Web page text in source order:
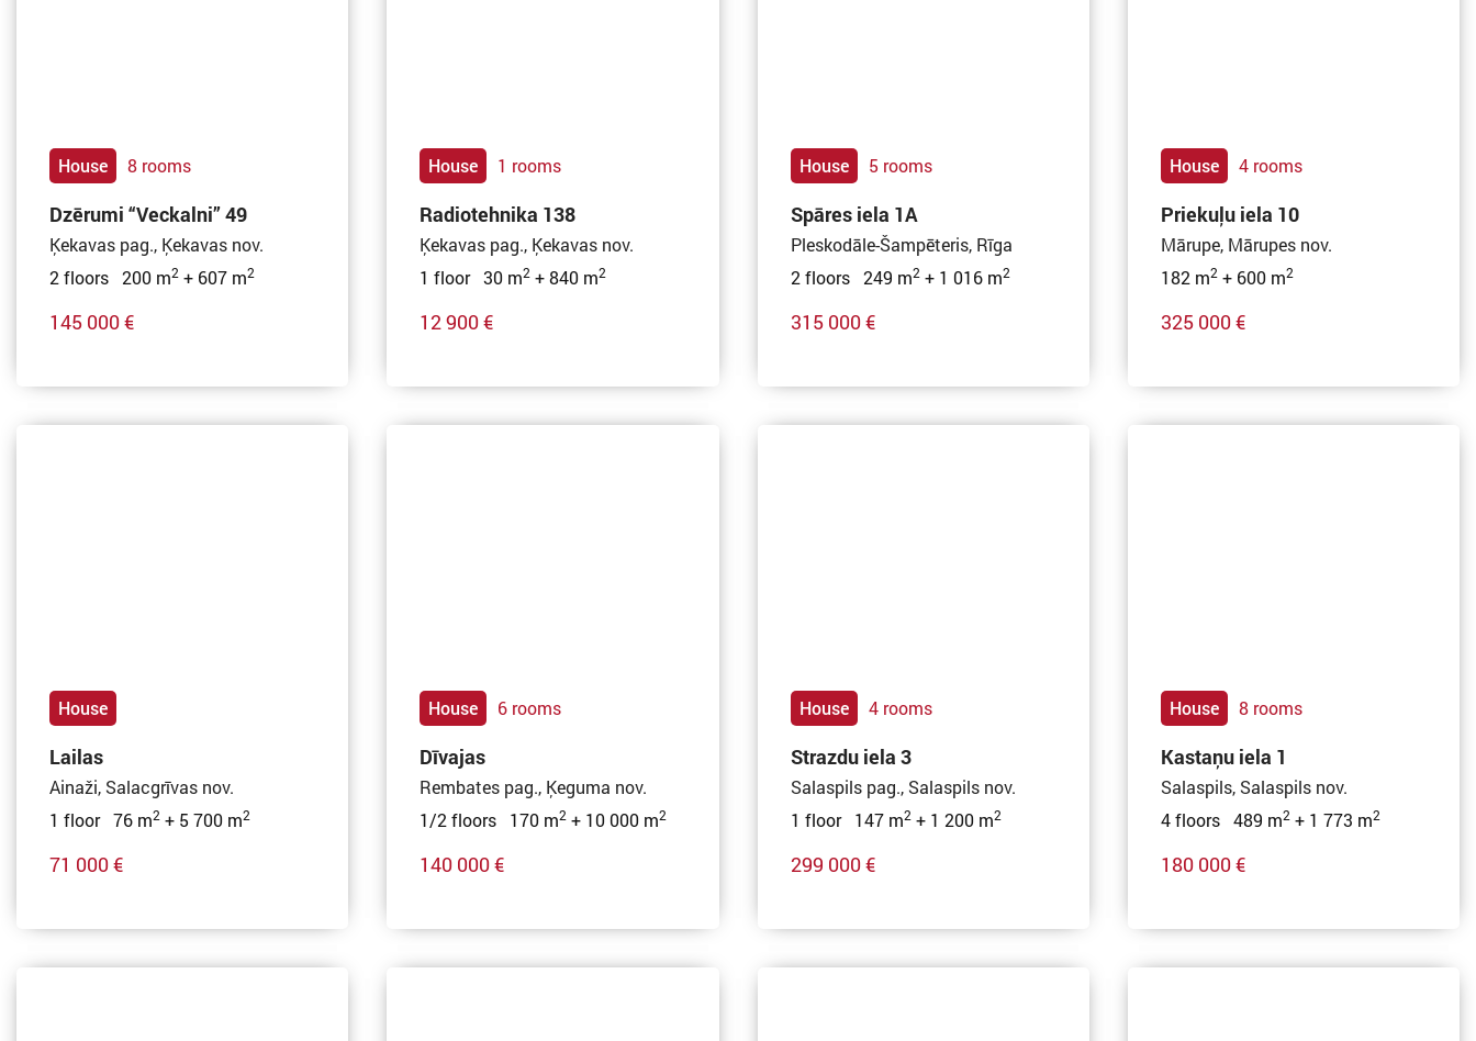
House 8 rooms
Dzērumi “Veckalni” 49
Ķekavas pag., Ķekavas nov.
2 floors 200 m2 + 607 m2
145 000 €
House 1 rooms
Radiotehnika 138
Ķekavas pag., Ķekavas nov.
1 floor 30 m2 + 840 m2
12 900 €
House 5 rooms
Spāres iela 1A
Pleskodāle-Šampēteris, Rīga
2 floors 249 m2+ 1 016 m2
315 000 €
House 4 rooms
Priekuļu iela 10
Mārupe, Mārupes nov.
182 m2+ 600 m2
325 000 €
House
Lailas
Ainaži, Salacgrīvas nov.
1 floor 76 m2 + 5 700 m2
71 000 €
House 6 rooms
Dīvajas
Rembates pag., Ķeguma nov.
1/2 floors 170 m2 + 10 000 m2
140 000 €
House 4 rooms
Strazdu iela 3
Salaspils pag., Salaspils nov.
1 floor 147 m2+ 1 200 m2
299 000 €
House 8 rooms
Kastaņu iela 1
Salaspils, Salaspils nov.
4 floors 489 m2+ 1 773 m2
180 000 €